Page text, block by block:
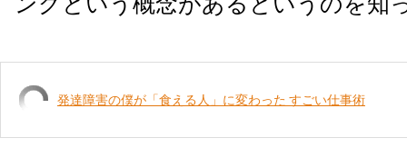
発達障害の僕が「食える人」に変わった すごい仕事術